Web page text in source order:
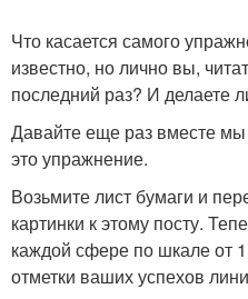
Что касается самого
известно, но лично вы,
последний раз? И делаете
Давайте еще раз вместе
это упражнение.
Возьмите лист бумаги и
картинки к этому посту.
каждой сфере по шкале от
отметки ваших успехов